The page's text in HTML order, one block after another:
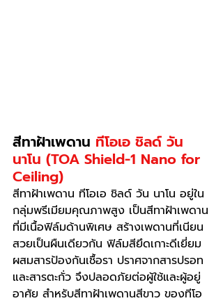
สีทาฝ้าเพดาน ทีโอเอ ชิลด์ วัน
นาโน (TOA Shield-1 Nano for
Ceiling)
สีทาฝ้าเพดาน ทีโอเอ ชิลด์ วัน นาโน อยู่ใน
กลุ่มพรีเมียมคุณภาพสูง เป็นสีทาฝ้าเพดาน
ที่มีเนื้อฟิล์มด้านพิเศษ สร้างเพดานที่เนียน
สวยเป็นผืนเดียวกัน ฟิล์มสียึดเกาะดีเยี่ยม
ผสมสารป้องกันเชื้อรา ปราศจากสารปรอท
และสารตะกั่ว จึงปลอดภัยต่อผู้ใช้และผู้อยู่
อาศัย สำหรับสีทาฝ้าเพดานสีขาว ของทีโอ